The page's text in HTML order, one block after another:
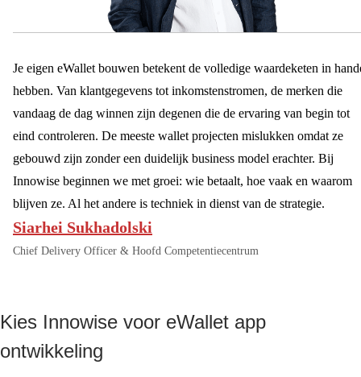
Je eigen eWallet bouwen betekent de volledige waardeketen in
hebben. Van klantgegevens tot inkomstenstromen, de merken die
vandaag de dag winnen zijn degenen die de ervaring van begin tot
eind controleren. De meeste wallet projecten mislukken omdat ze
gebouwd zijn zonder een duidelijk business model erachter. Bij
Innowise beginnen we met groei: wie betaalt, hoe vaak en waarom
blijven ze. Al het andere is techniek in dienst van de strategie.
Siarhei Sukhadolski
Chief Delivery Officer & Hoofd Competentiecentrum
Kies Innowise voor eWallet app
ontwikkeling